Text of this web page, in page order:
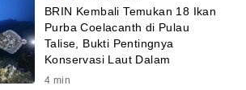
BRIN Kembali Temukan 18 Ikan
Purba Coelacanth di Pulau
Talise, Bukti Pentingnya
Konservasi Laut Dalam
4 min